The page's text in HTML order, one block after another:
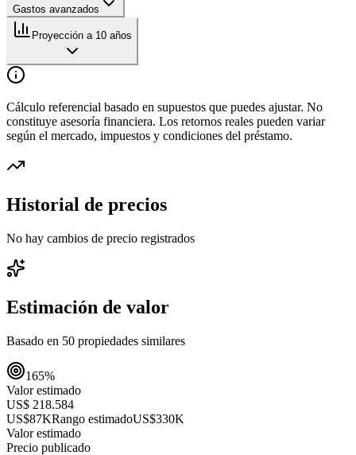
Gastos avanzados
Proyección a 10 años
Cálculo referencial basado en supuestos que puedes ajustar. No
constituye asesoría financiera. Los retornos reales pueden variar
según el mercado, impuestos y condiciones del préstamo.
Historial de precios
No hay cambios de precio registrados
Estimación de valor
Basado en 50 propiedades similares
165%
Valor estimado
US$ 218.584
US$87KRango estimadoUS$330K
Valor estimado
Precio publicado